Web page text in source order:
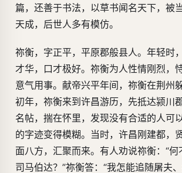
篇，还善于书法，以草书闻名天下，被
天成，后世人多有模仿。
祢衡，字正平，平原郡般县人。年轻时
才华，口才极好。祢衡为人性情刚烈，
意气用事。献帝兴平年间，祢衡在荆州
初年，祢衡来到许昌游历，先抵达颍川
名帖，揣在怀里，发现没有合适的人可
的字迹变得模糊。当时，许昌刚建都，
面八方，汇聚而来。有人劝说祢衡：“何
司马伯达？”祢衡答：“我怎能追随屠夫